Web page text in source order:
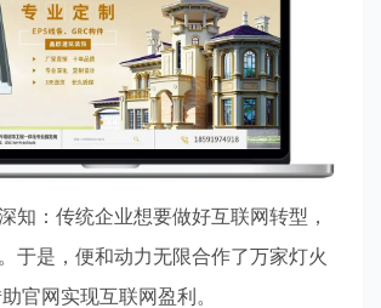
知：传统企业想要做好互联网转型，
于是，便和动力无限合作了万家灯火
官网实现互联网盈利。